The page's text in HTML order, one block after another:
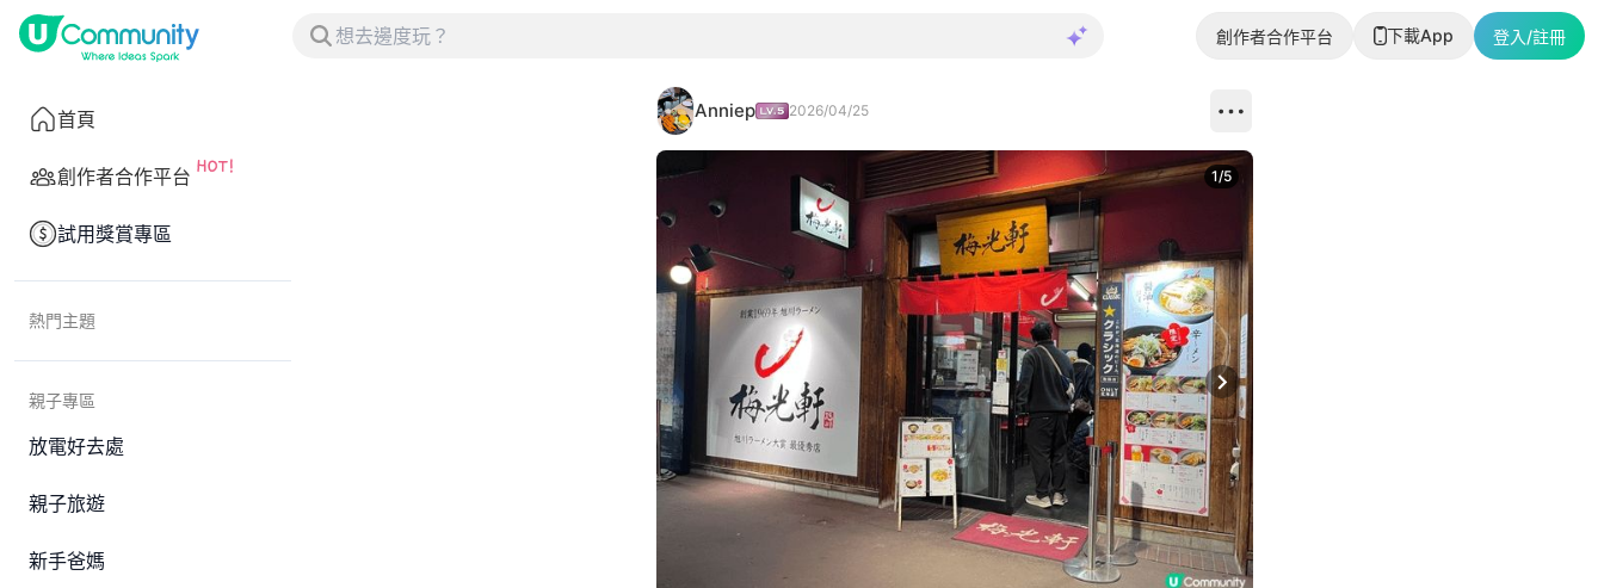
創作者合作平台 下載App 登入/註冊
首頁
創作者合作平台
試用獎賞專區
熱門主題
親子專區
放電好去處
親子旅遊
新手爸媽
Anniep 2026/04/25
Next slide
1/5